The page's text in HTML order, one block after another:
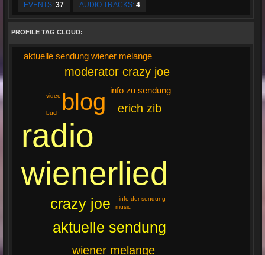
EVENTS: 37 AUDIO TRACKS: 4
PROFILE TAG CLOUD:
radio
wienerlied
blog
crazy joe
aktuelle sendung
moderator crazy joe
erich zib
wiener melange
aktuelle sendung wiener melange
info zu sendung
info der sendung
buch
video
music